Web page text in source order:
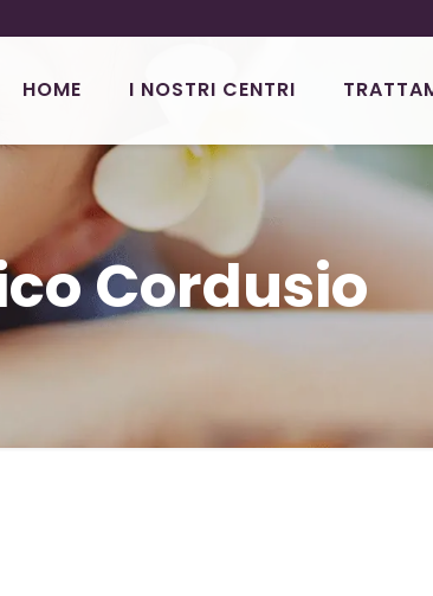
HOME I NOSTRI CENTRI
Cordusio